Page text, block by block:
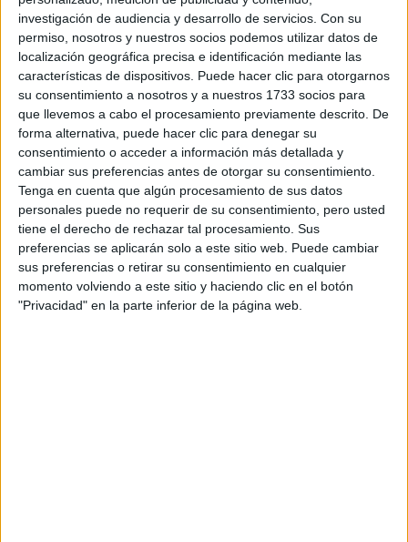
investigación de audiencia y desarrollo de servicios. Con su
permiso, nosotros y nuestros socios podemos utilizar datos de
localización geográfica precisa e identificación mediante las
características de dispositivos. Puede hacer clic para otorgarnos
su consentimiento a nosotros y a nuestros 1733 socios para
que llevemos a cabo el procesamiento previamente descrito. De
forma alternativa, puede hacer clic para denegar su
consentimiento o acceder a información más detallada y
cambiar sus preferencias antes de otorgar su consentimiento.
Tenga en cuenta que algún procesamiento de sus datos
personales puede no requerir de su consentimiento, pero usted
tiene el derecho de rechazar tal procesamiento. Sus
preferencias se aplicarán solo a este sitio web. Puede cambiar
sus preferencias o retirar su consentimiento en cualquier
momento volviendo a este sitio y haciendo clic en el botón
"Privacidad" en la parte inferior de la página web.
evento que “Marquito” ya conoce del año
pasado, lo cual puede ser muy provechoso
para ustedes si tenemos en cuenta que Jari
Huttunen no disputará este evento -M.D.O: Si.
Por suerte, ya tenemos toda la hoja de ruta del
año pasado y solo tendremos que hacerle un
mínimo chequeo. Además, es un tipo de
carrera que a “Marquito” le gusta mucho. De
todas formas, tendremos que ser muy
inteligentes y llevarnos buenos puntos para
sacar una diferencia sobre Huttunen. Luego,
también correremos en Cerdeña, que es otro
rally que “Marquito” disfruta mucho y en el que
tuvo buenos resultados anteriormente.
Entonces, tenemos por delante dos carreras
que tendremos que aprovechar muy bien para
usarlas a favor nuestro.